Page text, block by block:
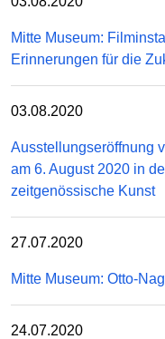
Mitte Museum:
Erinnerungen für die
03.08.2020
Ausstellungseröffnung
am 6. August 2020 in
zeitgenössische Kunst
27.07.2020
Mitte Museum: Otto-
24.07.2020